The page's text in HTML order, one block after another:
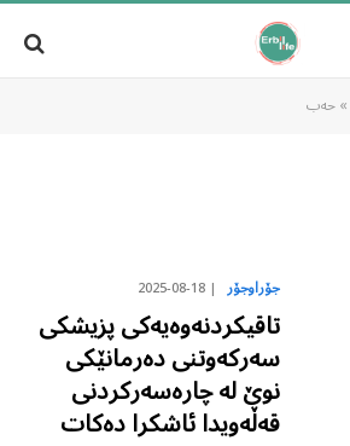
»حەب
جۆراوجۆر 2025-08-18
تاقیکردنەوەیەکی پزیشکی
سەرکەوتنی دەرمانێکی
نوێ لە چارەسەرکردنی
قەڵەویدا ئاشکرا دەکات